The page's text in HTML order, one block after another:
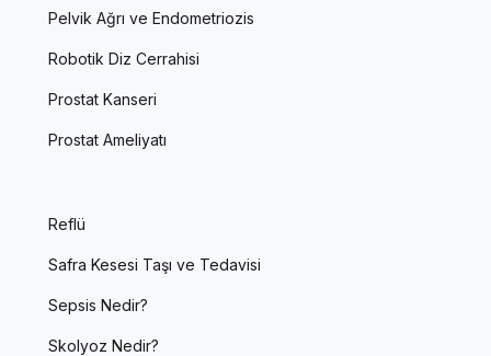
Pelvik Ağrı ve Endometriozis
Robotik Diz Cerrahisi
Prostat Kanseri
Prostat Ameliyatı
Reflü
Safra Kesesi Taşı ve Tedavisi
Sepsis Nedir?
Skolyoz Nedir?